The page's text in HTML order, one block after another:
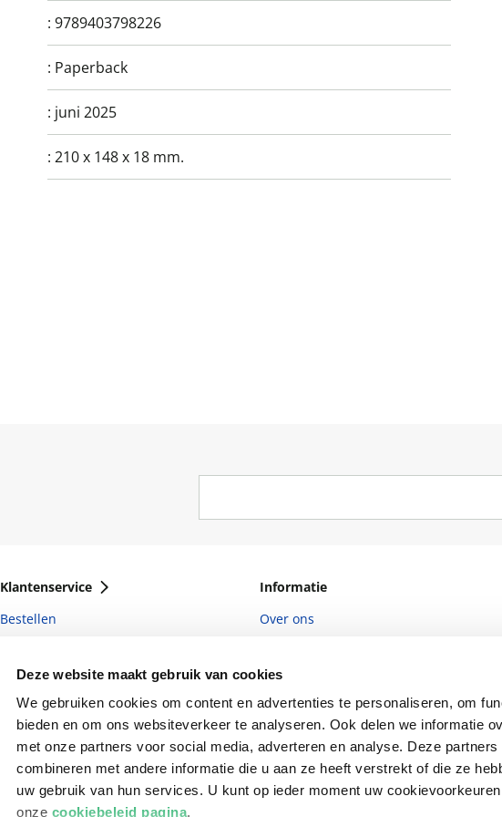
Deze website maakt gebruik van cookies
We gebruiken cookies om content en advertenties te personaliseren, om
bieden en om ons websiteverkeer te analyseren. Ook delen we informatie
met onze partners voor social media, adverteren en analyse. Deze
combineren met andere informatie die u aan ze heeft verstrekt of die ze
uw gebruik van hun services. U kunt op ieder moment uw
onze cookiebeleid pagina.
: 9789403798226
: Paperback
: juni 2025
: 210 x 148 x 18 mm.
Klantenservice
Bestellen
Betalen
Retourneren
Veelgestelde vragen
Informatie
Over ons
Winkels en openingstijden
Ondernemer worden
Vulnerability Disclosure policy